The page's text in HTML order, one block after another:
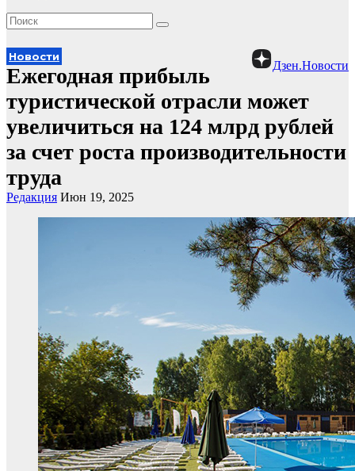
Дзен.Новости
Новости
Ежегодная прибыль
туристической отрасли может
увеличиться на 124 млрд рублей
за счет роста производительности
труда
Редакция Июн 19, 2025